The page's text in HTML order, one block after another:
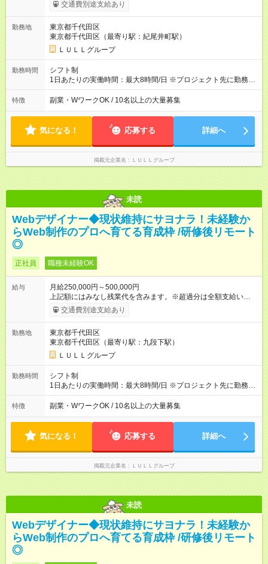
------------------------------------------------------- ≪経験者の方は以下と
万円～＋業績賞与＋交通費＋各種手当 ※固定残業代（30時間/6
万6，610円分）を含む。超過分は追加支給いたします 能力やス
キルを考慮し初任給を決定。経験者の方は前給考慮も可能で
す！ ◎昇給年1回（研修終了後） ◎賞与年2回（2月・8月）＋業
績賞与あり ◤スキルアップも、収入アップも。◢ 入社後の成長
や頑張りは、しっかり給与で還元しています。 実際にほぼ全員
上アップした社員も。 エンジニアへの還元率は業界高水準の
87％。 スキルを磨いた分だけ、収入アップも目指せる環境で
す！ 【試用期間】試用期間あり 試用期間の長さ：6ヶ月 ※ 雇用
形態と給与に、本採用時と異なる部分があります。 雇用形態：
中途採用（契約社員） 給与：月給 230,000円以上 上記額にはみ
なし残業代を含みます。※超過分は全額支給いたします。 みな
別途支給いたします ※研修期間中（最大12ヶ月間）も、試用期
交通費別途支給あり
勤務地
東京都千代田区
東京都千代田区（最寄り駅：紀尾井町駅）
ＬＵＬＬグループ
勤務時間
シフト制
1日あたりの実働時間：最大8時間/日 ※プロジェクト先に勤務時
間は異なります 【シフト例】 ・10時00分～19時00分 ・9時00
分～18時00分 平均残業時間：月10時間以内
特徴 副業・WワークOK / 10名以上の大量募集
気になる！ 応募する 詳細へ
掲載元企業名 ＬＵＬＬグループ
未読
Webデザイナー◆現状維持にサヨナラ！未経験か
らWeb制作のプロへ育てる育成枠 /研修後リモート
◎
正社員 職種未経験OK
給与
月給250,000円～500,000円
上記額にはみなし残業代を含みます。※超過分は全額支給いたし
ます。 みなし残業代 21,675円／月 みなし残業時間 12時間／月 -
------------------------------------------------------- ≪経験者の方は以下と
万円～＋業績賞与＋交通費＋各種手当 ※固定残業代（30時間/6
万6，610円分）を含む。超過分は追加支給いたします 能力やス
キルを考慮し初任給を決定。経験者の方は前給考慮も可能で
す！ ◎昇給年1回（研修終了後） ◎賞与年2回（2月・8月）＋業
績賞与あり ◤スキルアップも、収入アップも。◢ 入社後の成長
や頑張りは、しっかり給与で還元しています。 実際にほぼ全員
上アップした社員も。 エンジニアへの還元率は業界高水準の
87％。 スキルを磨いた分だけ、収入アップも目指せる環境で
す！ 【試用期間】試用期間あり 試用期間の長さ：6ヶ月 ※ 雇用
形態と給与に、本採用時と異なる部分があります。 雇用形態：
中途採用（契約社員） 給与：月給 230,000円以上 上記額にはみ
なし残業代を含みます。※超過分は全額支給いたします。 みな
別途支給いたします ※研修期間中（最大12ヶ月間）も、試用期
交通費別途支給あり
勤務地
東京都千代田区
東京都千代田区（最寄り駅：九段下駅）
ＬＵＬＬグループ
勤務時間
シフト制
1日あたりの実働時間：最大8時間/日 ※プロジェクト先に勤務時
間は異なります 【シフト例】 ・10時00分～19時00分 ・9時00
分～18時00分 平均残業時間：月10時間以内
特徴 副業・WワークOK / 10名以上の大量募集
気になる！ 応募する 詳細へ
掲載元企業名 ＬＵＬＬグループ
未読
Webデザイナー◆現状維持にサヨナラ！未経験か
らWeb制作のプロへ育てる育成枠 /研修後リモート
◎